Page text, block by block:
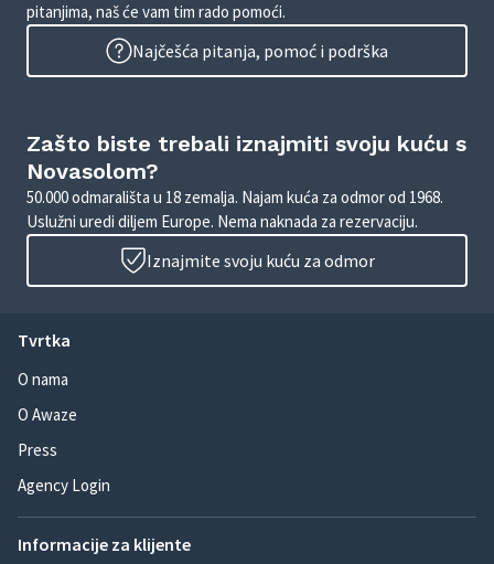
pitanjima, naš će vam tim rado pomoći.
Najčešća pitanja, pomoć i podrška
Zašto biste trebali iznajmiti svoju kuću s
Novasolom?
50.000 odmarališta u 18 zemalja. Najam kuća za odmor od 1968.
Uslužni uredi diljem Europe. Nema naknada za rezervaciju.
Iznajmite svoju kuću za odmor
Tvrtka
O nama
O Awaze
Press
Agency Login
Informacije za klijente